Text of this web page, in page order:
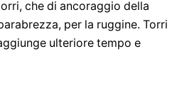
che di ancoraggio della
per la ruggine. Torri
ulteriore tempo e